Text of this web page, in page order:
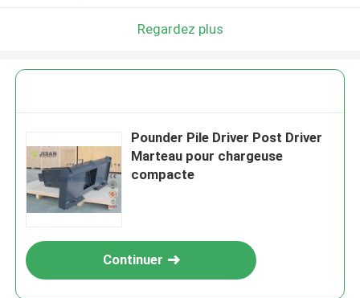
Regardez plus
Pounder Pile Driver Post Driver
Marteau pour chargeuse
compacte
Continuer